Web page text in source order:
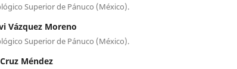
Superior de Pánuco (México).
Vázquez Moreno
Superior de Pánuco (México).
Méndez